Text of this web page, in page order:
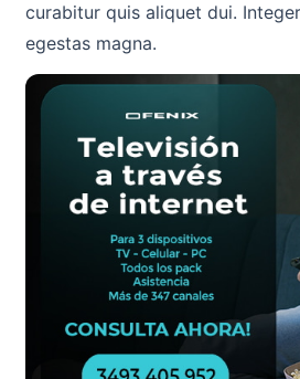
curabitur quis aliquet dui.
egestas magna.